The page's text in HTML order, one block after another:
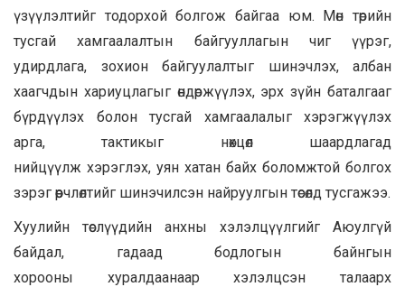
үзүүлэлтийг тодорхой болгож байгаа юм. Мөн төрийн
тусгай хамгаалалтын байгууллагын чиг үүрэг,
удирдлага, зохион байгуулалтыг шинэчлэх, албан
хаагчдын хариуцлагыг өндөржүүлэх, эрх зүйн баталгааг
бүрдүүлэх болон тусгай хамгаалалыг хэрэгжүүлэх
арга, тактикыг нөхцөл шаардлагад
нийцүүлж хэрэглэх, уян хатан байх боломжтой болгох
зэрэг өөрчлөлтийг шинэчилсэн найруулгын төсөлд тусгажээ.
Хуулийн төслүүдийн анхны хэлэлцүүлгийг Аюулгүй
байдал, гадаад бодлогын байнгын
хорооны хуралдаанаар хэлэлцсэн талаарх